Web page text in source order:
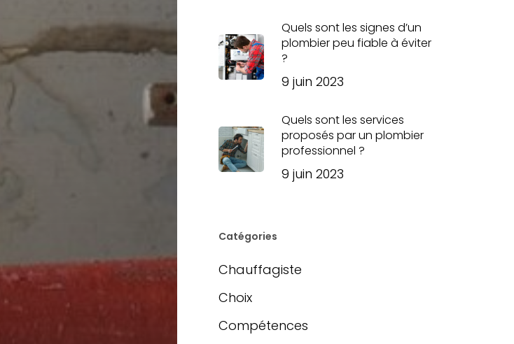
Quels sont les signes d’un
plombier peu fiable à éviter
?
9 juin 2023
Quels sont les services
proposés par un plombier
professionnel ?
9 juin 2023
Catégories
Chauffagiste
Choix
Compétences